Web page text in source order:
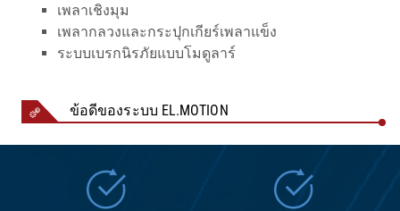
เพลาเชิงมุม
เพลากลวงและกระปุกเกียร์เพลาแข็ง
ระบบเบรกนิรภัยแบบโมดูลาร์
ข้อดีของระบบ EL.MOTION